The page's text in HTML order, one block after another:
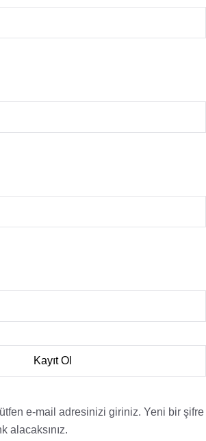
e-mail adresinizi giriniz. Yeni bir şifre
alacaksınız.